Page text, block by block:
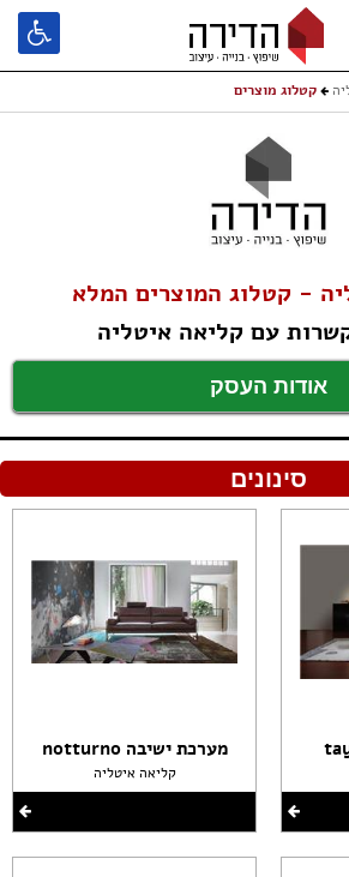
קטלוג מוצרים
- קטלוג המוצרים המלא
עם קליאה איטליה
אודות העסק
סינונים
מערכת ישיבה notturno
קליאה איטליה